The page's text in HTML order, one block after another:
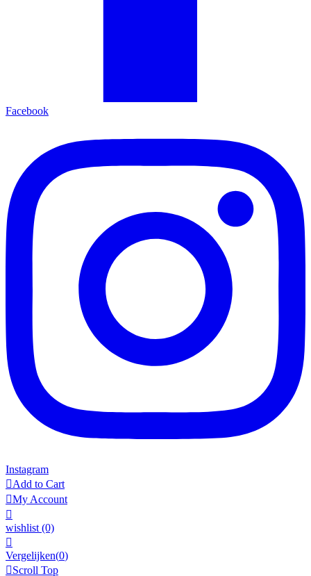
Facebook
Instagram
Add to Cart
My Account

wishlist (0)

Vergelijken(0)
Scroll Top